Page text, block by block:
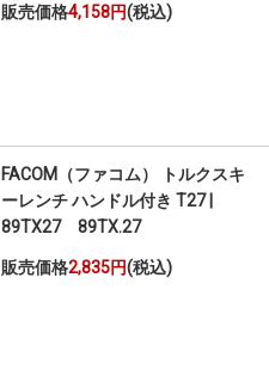
販売価格4,158円(税込)
FACOM（ファコム） トルクスキ
ーレンチ ハンドル付き T27 |
89TX27 89TX.27
販売価格2,835円(税込)